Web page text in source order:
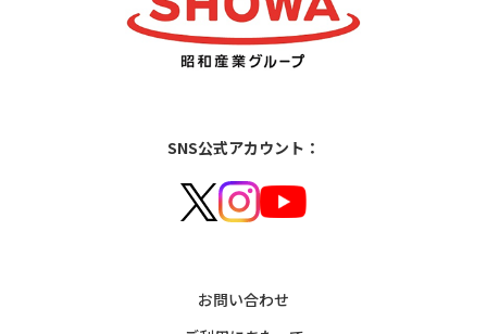
SNS公式アカウント：
お問い合わせ